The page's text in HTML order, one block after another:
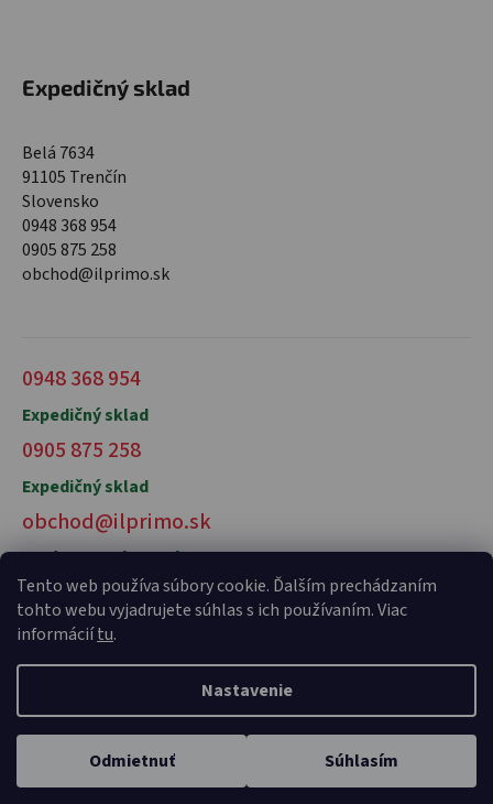
Tento web používa súbory cookie. Ďalším prechádzaním
tohto webu vyjadrujete súhlas s ich používaním. Viac
informáciítu.
Nastavenie
Odmietnuť Súhlasím
Expedičný sklad
Belá 7634
91105 Trenčín
Slovensko
0948 368 954
0905 875 258
obchod@ilprimo.sk
0948 368 954
Expedičný sklad
0905 875 258
Expedičný sklad
obchod@ilprimo.sk
V prípade otázok nás kontaktujte
Vytvoril Shoptet Premium a
Adatelier
Copyright 2026il primo talianske potraviny. Všetky práva
vyhradené.